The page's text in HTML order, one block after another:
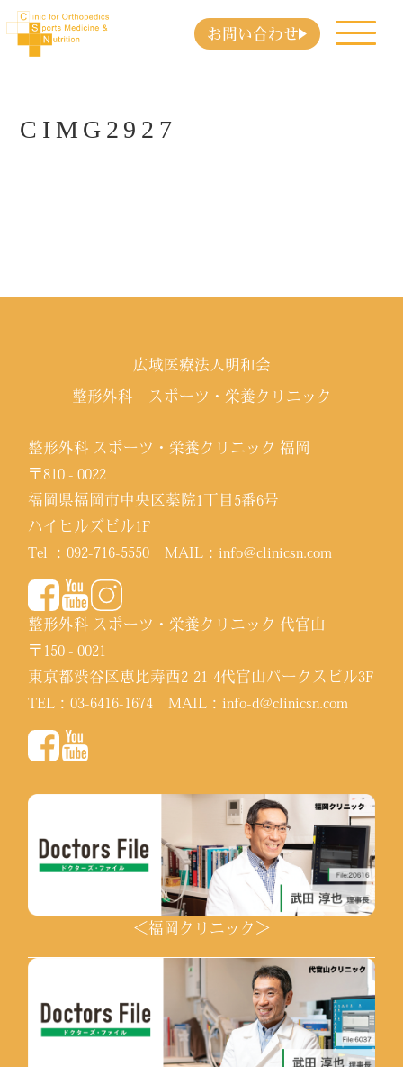
お問い合わせ
CIMG2927
広域医療法人明和会
整形外科 スポーツ・栄養クリニック
整形外科 スポーツ・栄養クリニック 福岡
〒810 - 0022
福岡県福岡市中央区薬院1丁目5番6号
ハイヒルズビル1F
Tel ：092-716-5550 MAIL：info@clinicsn.com
整形外科 スポーツ・栄養クリニック 代官山
〒150 - 0021
東京都渋谷区恵比寿西2-21-4代官山パークスビル3F
TEL：03-6416-1674 MAIL：info-d@clinicsn.com
＜福岡クリニック＞